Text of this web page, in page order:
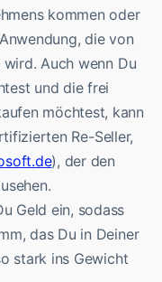
kommen oder
die von
Auch wenn Du
und die frei
möchtest, kann
Re-Seller,
), der den
Geld ein, sodass
das Du in Deiner
stark ins Gewicht